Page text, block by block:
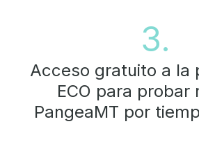
3.
Acceso gratuito a la
ECO para probar
PangeaMT por